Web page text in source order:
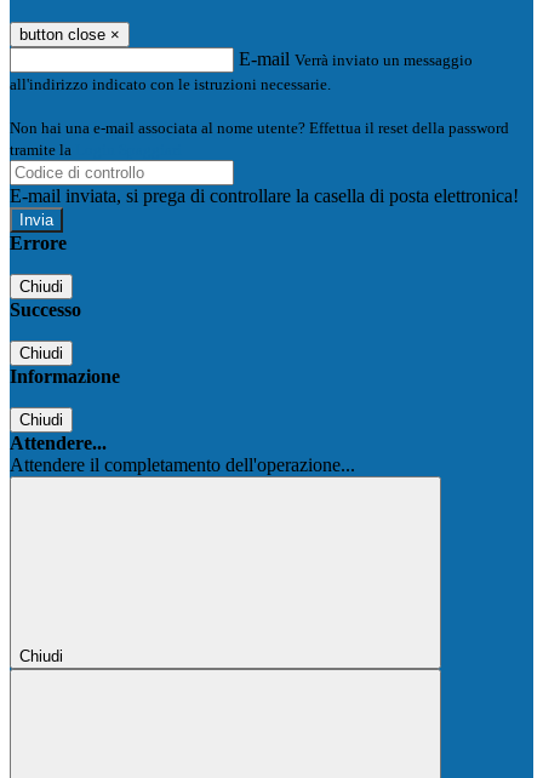
button close ×
E-mail Verrà inviato un messaggio
all'indirizzo indicato con le istruzioni necessarie.
Non hai una e-mail associata al nome utente? Effettua il reset della password
tramite la
E-mail inviata, si prega di controllare la casella di posta elettronica!
Errore
Chiudi
Successo
Chiudi
Informazione
Chiudi
Attendere...
Attendere il completamento dell'operazione...
Chiudi